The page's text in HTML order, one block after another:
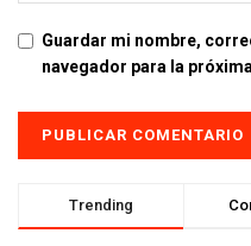
Guardar mi nombre,
navegador para la
Trending